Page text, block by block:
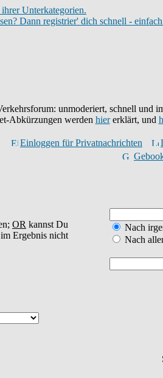
Unterkategorien.
Dann registrier' dich schnell -
unmoderiert, schnell und
Abkürzungen werden hiererklärt, und
Einloggen für Privatnachrichten
OR kannst Du
Ergebnis nicht
Nach
Nach